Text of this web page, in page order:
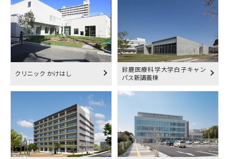
クリニック かけはし
鈴鹿医療科学大学白子キャン
パス新講義棟